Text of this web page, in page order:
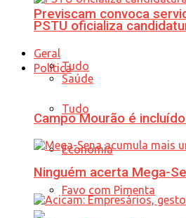
Previscam convoca
Política
Tudo
Economia
Favo com Pimenta
PSTU oficializa
Geral
Tudo
Saúde
Campo Mourão é
Ninguém acerta Mega-